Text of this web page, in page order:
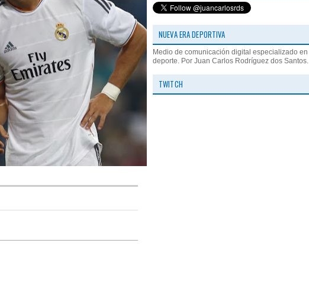
NUEVA ERA DEPORTIVA
Medio de comunicación digital especializado en
deporte. Por Juan Carlos Rodríguez dos Santos.
TWITCH